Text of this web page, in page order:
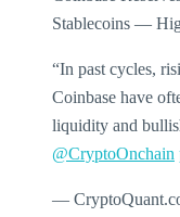
Stablecoins —
“In past cycles,
Coinbase have
liquidity and
@CryptoOnchain
—